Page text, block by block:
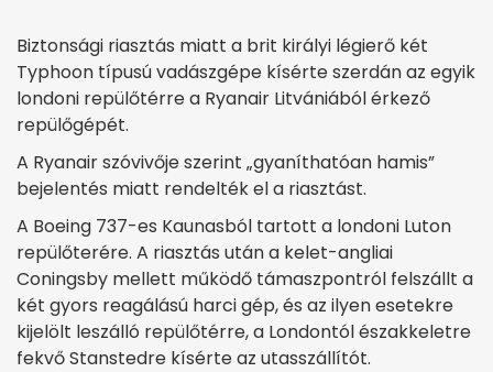
Biztonsági riasztás miatt a brit királyi légierő két
Typhoon típusú vadászgépe kísérte szerdán az egyik
londoni repülőtérre a Ryanair Litvániából érkező
repülőgépét.
A Ryanair szóvivője szerint „gyaníthatóan hamis”
bejelentés miatt rendelték el a riasztást.
A Boeing 737-es Kaunasból tartott a londoni Luton
repülőterére. A riasztás után a kelet-angliai
Coningsby mellett működő támaszpontról felszállt a
két gyors reagálású harci gép, és az ilyen esetekre
kijelölt leszálló repülőtérre, a Londontól északkeletre
fekvő Stanstedre kísérte az utasszállítót.